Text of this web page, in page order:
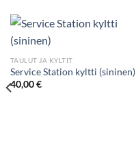
TAULUT JA KYLTIT
Service Station kyltti (sininen)
40,00€